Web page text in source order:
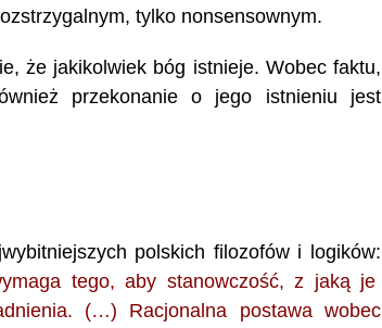
tylko nonsensownym.
że jakikolwiek bóg istnieje. Wobec faktu,
przekonanie o jego istnieniu jest
polskich filozofów i logików:
tego, aby stanowczość, z jaką je
(…) Racjonalna postawa wobec